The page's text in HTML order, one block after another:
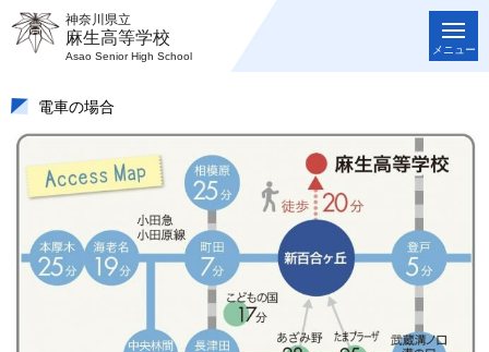
神奈川県立
麻生高等学校
Asao Senior High School
メニュー
電車の場合